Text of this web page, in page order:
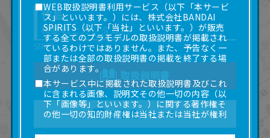
作品
機動戦士ガンダム00
取扱説明書
ご意見フォーム
■WEB取扱説明書利用サービス（以下「本サービ
ス」といいます。）には、株式会社BANDAI
SPIRITS（以下「当社」といいます。）が販売
する全てのプラモデルの取扱説明書が掲載され
ているわけではありません。また、予告なく一
部または全部の取扱説明書の掲載を終了する場
合があります。
■本サービス中に掲載された取扱説明書及びこれ
に含まれる画像、説明文その他一切の内容（以
下「画像等」といいます。）に関する著作権そ
の他一切の知的財産権は当社または当社が権利